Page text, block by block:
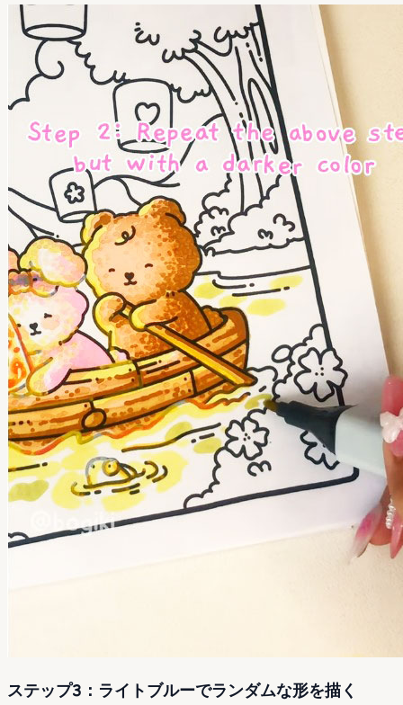
ステップ3：ライトブルーでランダムな形を描く